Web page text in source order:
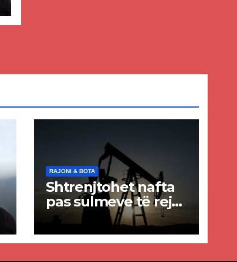
RAJONI & BOTA
Shtrenjtohet nafta
pas sulmeve të reja
SHBA–Iran